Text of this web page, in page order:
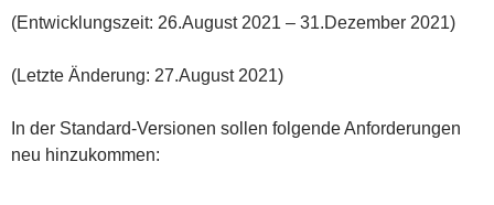
(Entwicklungszeit: 26.August 2021 – 31.Dezember 2021)
(Letzte Änderung: 27.August 2021)
In der Standard-Versionen sollen folgende Anforderungen
neu hinzukommen: